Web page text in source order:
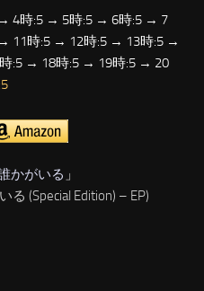
4時:5 → 5時:5 → 6時:5 → 7
11時:5 → 12時:5 → 13時:5 →
:5 → 18時:5 → 19時:5 → 20
かがいる 」
(Special Edition) – EP)